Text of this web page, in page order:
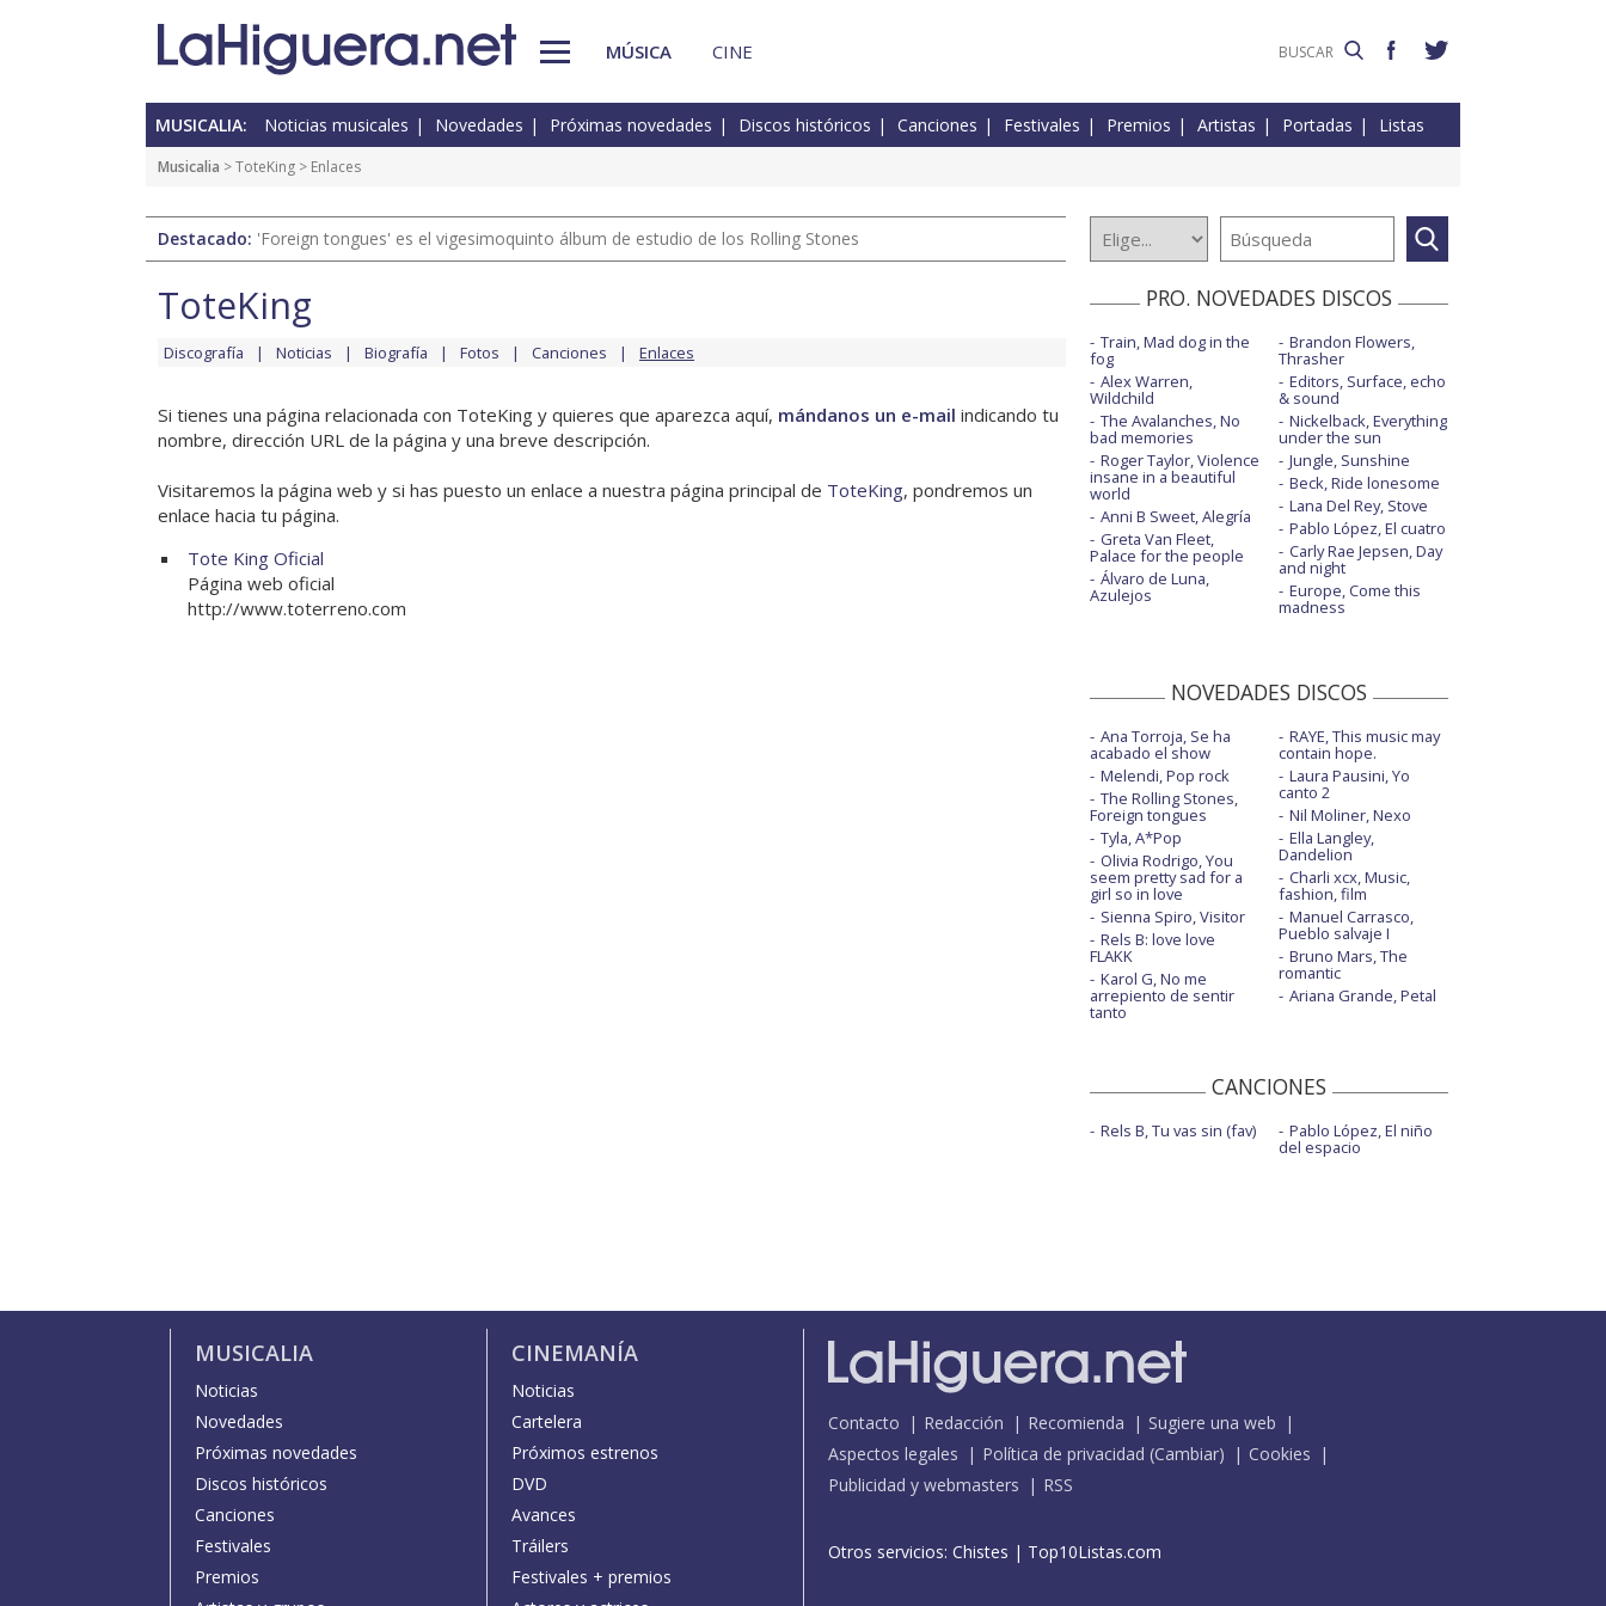
MÚSICA CINE
MUSICALIA: Noticias musicales Novedades Próximas novedades Discos históricos Canciones Festivales Premios Artistas Portadas Listas
Musicalia >ToteKing > Enlaces
Destacado: 'Foreign tongues' es el vigesimoquinto álbum de estudio de los Rolling Stones
ToteKing
Discografía Noticias Biografía Fotos Canciones Enlaces
Si tienes una página relacionada con ToteKing y quieres que aparezca aquí, mándanos un e-mail indicando tu
nombre, dirección URL de la página y una breve descripción.
Visitaremos la página web y si has puesto un enlace a nuestra página principal de ToteKing, pondremos un
enlace hacia tu página.
Tote King Oficial
Página web oficial
http://www.toterreno.com
PRO. NOVEDADES DISCOS
Train, Mad dog in the
fog
Alex Warren,
Wildchild
The Avalanches, No
bad memories
Roger Taylor, Violence
insane in a beautiful
world
Anni B Sweet, Alegría
Greta Van Fleet,
Palace for the people
Álvaro de Luna,
Azulejos
Brandon Flowers,
Thrasher
Editors, Surface, echo
& sound
Nickelback, Everything
under the sun
Jungle, Sunshine
Beck, Ride lonesome
Lana Del Rey, Stove
Pablo López, El cuatro
Carly Rae Jepsen, Day
and night
Europe, Come this
madness
NOVEDADES DISCOS
Ana Torroja, Se ha
acabado el show
Melendi, Pop rock
The Rolling Stones,
Foreign tongues
Tyla, A*Pop
Olivia Rodrigo, You
seem pretty sad for a
girl so in love
Sienna Spiro, Visitor
Rels B: love love
FLAKK
Karol G, No me
arrepiento de sentir
tanto
RAYE, This music may
contain hope.
Laura Pausini, Yo
canto 2
Nil Moliner, Nexo
Ella Langley,
Dandelion
Charli xcx, Music,
fashion, film
Manuel Carrasco,
Pueblo salvaje I
Bruno Mars, The
romantic
Ariana Grande, Petal
CANCIONES
Rels B, Tu vas sin (fav) Pablo López, El niño
del espacio
MUSICALIA
Noticias
Novedades
Próximas novedades
Discos históricos
Canciones
Festivales
Premios
CINEMANÍA
Noticias
Cartelera
Próximos estrenos
DVD
Avances
Tráilers
Festivales + premios
Contacto Redacción Recomienda
Sugiere una web
Aspectos legales
Política de privacidad (Cambiar)
Cookies
Publicidad y webmasters
RSS
Otros servicios: Chistes | Top10Listas.com